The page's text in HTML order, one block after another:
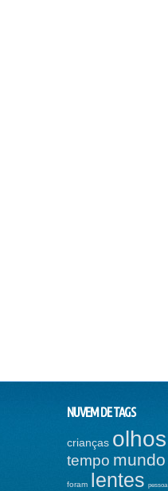
NUVEM DE TAGS
crianças olhos
tempo mundo
foram lentes pessoa